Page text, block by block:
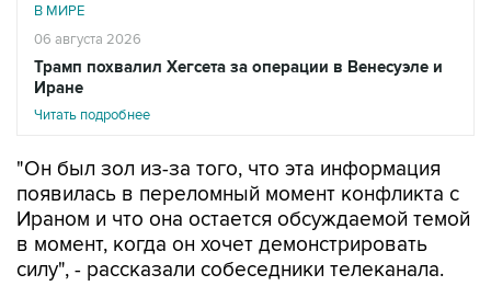
В МИРЕ
06 августа 2026
Трамп похвалил Хегсета за операции в Венесуэле и
Иране
Читать подробнее
"Он был зол из-за того, что эта информация
появилась в переломный момент конфликта с
Ираном и что она остается обсуждаемой темой
в момент, когда он хочет демонстрировать
силу", - рассказали собеседники телеканала.